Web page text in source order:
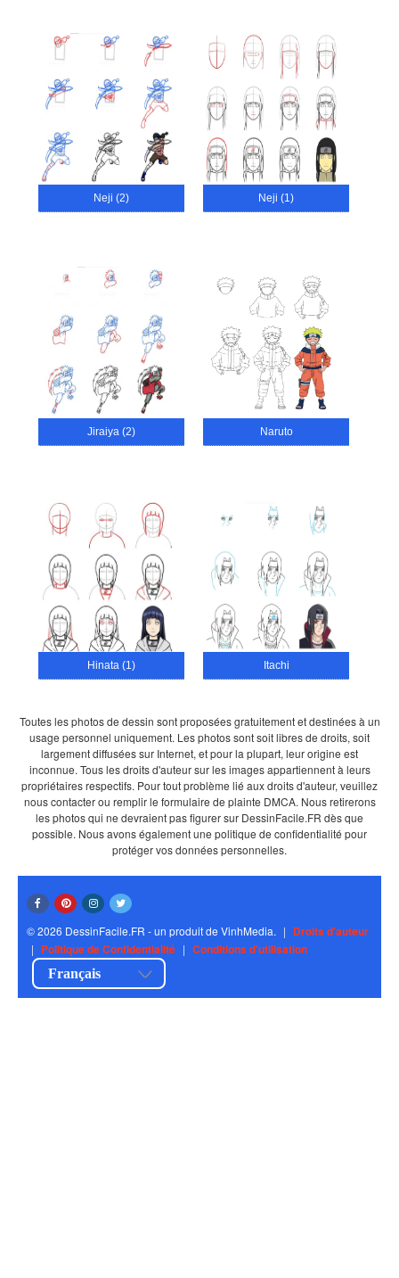
Neji (2) Neji (1)
Jiraiya (2) Naruto
Hinata (1) Itachi
Toutes les photos de dessin sont proposées gratuitement et destinées à un
usage personnel uniquement. Les photos sont soit libres de droits, soit
largement diffusées sur Internet, et pour la plupart, leur origine est
inconnue. Tous les droits d'auteur sur les images appartiennent à leurs
propriétaires respectifs. Pour tout problème lié aux droits d'auteur, veuillez
nous contacter ou remplir le formulaire de plainte DMCA. Nous retirerons
les photos qui ne devraient pas figurer sur DessinFacile.FR dès que
possible. Nous avons également une politique de confidentialité pour
protéger vos données personnelles.
© 2026 DessinFacile.FR - un produit de VinhMedia. | Droits d'auteur
| Politique de Confidentialité | Conditions d'utilisation
Français